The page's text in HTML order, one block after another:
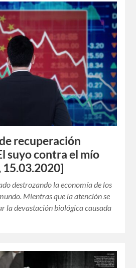
recuperación
suyo contra el mío
15.03.2020]
destrozando la economía de los
Mientras que la atención se
la devastación biológica causada